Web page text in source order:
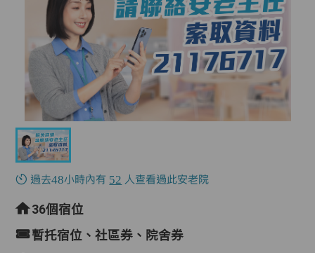
過去48小時內有 52 人查看過此安老院
36個宿位
暫托宿位、社區券、院舍券